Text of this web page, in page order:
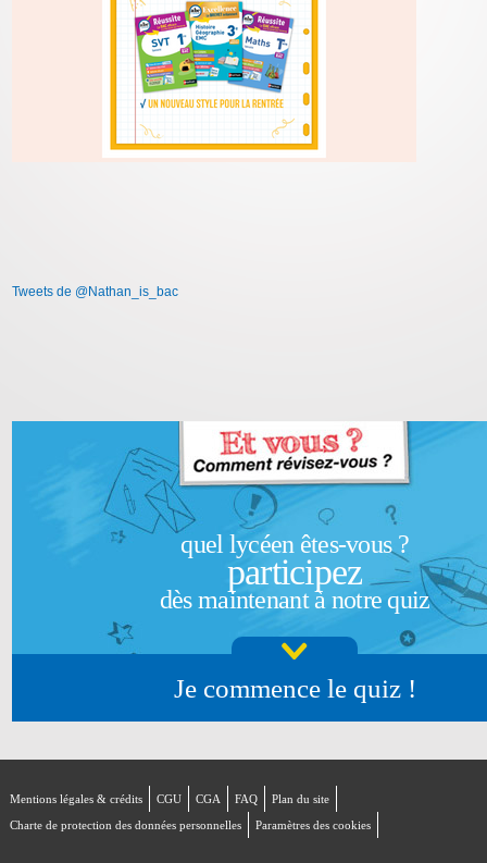
Tweets de @Nathan_is_bac
quel lycéen êtes-vous ?
participez
dès maintenant à notre quiz
Je commence le quiz !
Mentions légales & crédits CGU CGA FAQ
Plan du site
Charte de protection des données personnelles
Paramètres des cookies